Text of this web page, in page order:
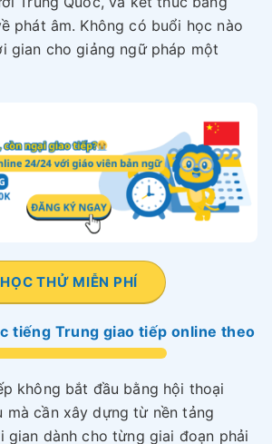
phát âm. Không có buổi học nào
gian cho giảng ngữ pháp một
HỌC THỬ MIỄN PHÍ
tiếng Trung giao tiếp online theo
không bắt đầu bằng hội thoại
mà cần xây dựng từ nền tảng
gian dành cho từng giai đoạn phải